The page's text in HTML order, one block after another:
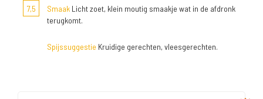
7,5 Smaak Licht zoet, klein moutig smaakje wat in de afdronk
terugkomt.
Spijssuggestie Kruidige gerechten, vleesgerechten.